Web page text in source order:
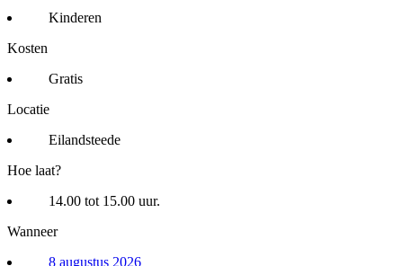
Kinderen
Kosten
Gratis
Locatie
Eilandsteede
Hoe laat?
14.00 tot 15.00 uur.
Wanneer
8 augustus 2026